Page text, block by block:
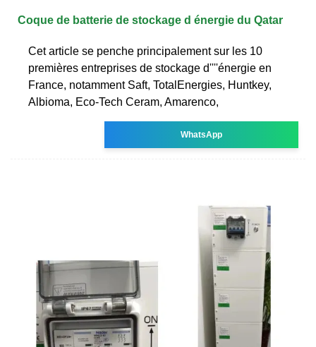
Coque de batterie de stockage d énergie du Qatar
Cet article se penche principalement sur les 10
premières entreprises de stockage d''''énergie en
France, notamment Saft, TotalEnergies, Huntkey,
Albioma, Eco-Tech Ceram, Amarenco,
WhatsApp